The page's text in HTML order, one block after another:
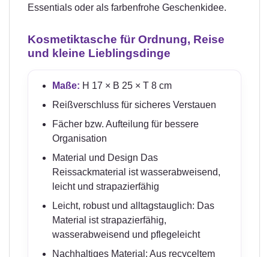
Essentials oder als farbenfrohe Geschenkidee.
Kosmetiktasche für Ordnung, Reise
und kleine Lieblingsdinge
Maße: H 17 × B 25 × T 8 cm
Reißverschluss für sicheres Verstauen
Fächer bzw. Aufteilung für bessere
Organisation
Material und Design Das
Reissackmaterial ist wasserabweisend,
leicht und strapazierfähig
Leicht, robust und alltagstauglich: Das
Material ist strapazierfähig,
wasserabweisend und pflegeleicht
Nachhaltiges Material: Aus recyceltem